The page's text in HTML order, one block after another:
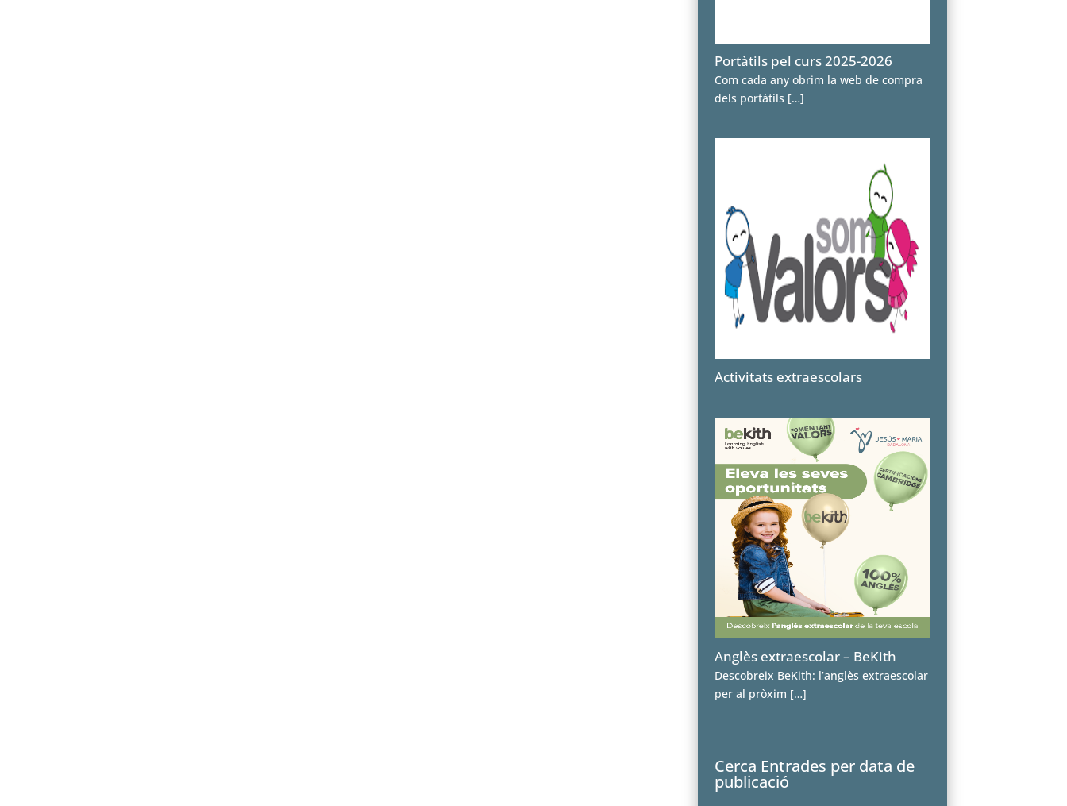
Portàtils pel curs 2025-2026
Com cada any obrim la web de compra
dels portàtils […]
Activitats extraescolars
Anglès extraescolar – BeKith
Descobreix BeKith: l’anglès extraescolar
per al pròxim […]
Cerca Entrades per data de
publicació